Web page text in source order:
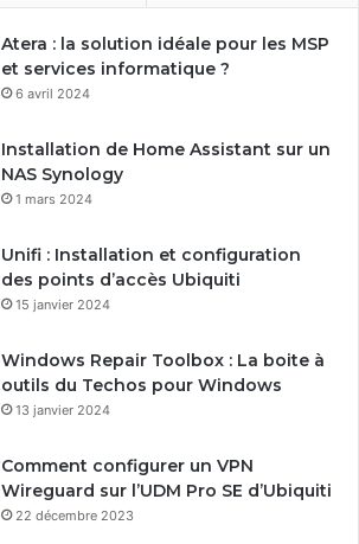
Atera : la solution idéale pour les MSP
et services informatique ?
6 avril 2024
Installation de Home Assistant sur un
NAS Synology
1 mars 2024
Unifi : Installation et configuration
des points d’accès Ubiquiti
15 janvier 2024
Windows Repair Toolbox : La boite à
outils du Techos pour Windows
13 janvier 2024
Comment configurer un VPN
Wireguard sur l’UDM Pro SE d’Ubiquiti
22 décembre 2023